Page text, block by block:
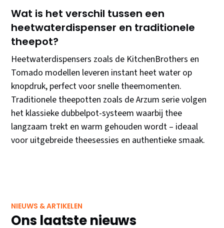
Wat is het verschil tussen een
heetwaterdispenser en traditionele
theepot?
Heetwaterdispensers zoals de KitchenBrothers en
Tomado modellen leveren instant heet water op
knopdruk, perfect voor snelle theemomenten.
Traditionele theepotten zoals de Arzum serie volgen
het klassieke dubbelpot-systeem waarbij thee
langzaam trekt en warm gehouden wordt – ideaal
voor uitgebreide theesessies en authentieke smaak.
NIEUWS & ARTIKELEN
Ons laatste nieuws